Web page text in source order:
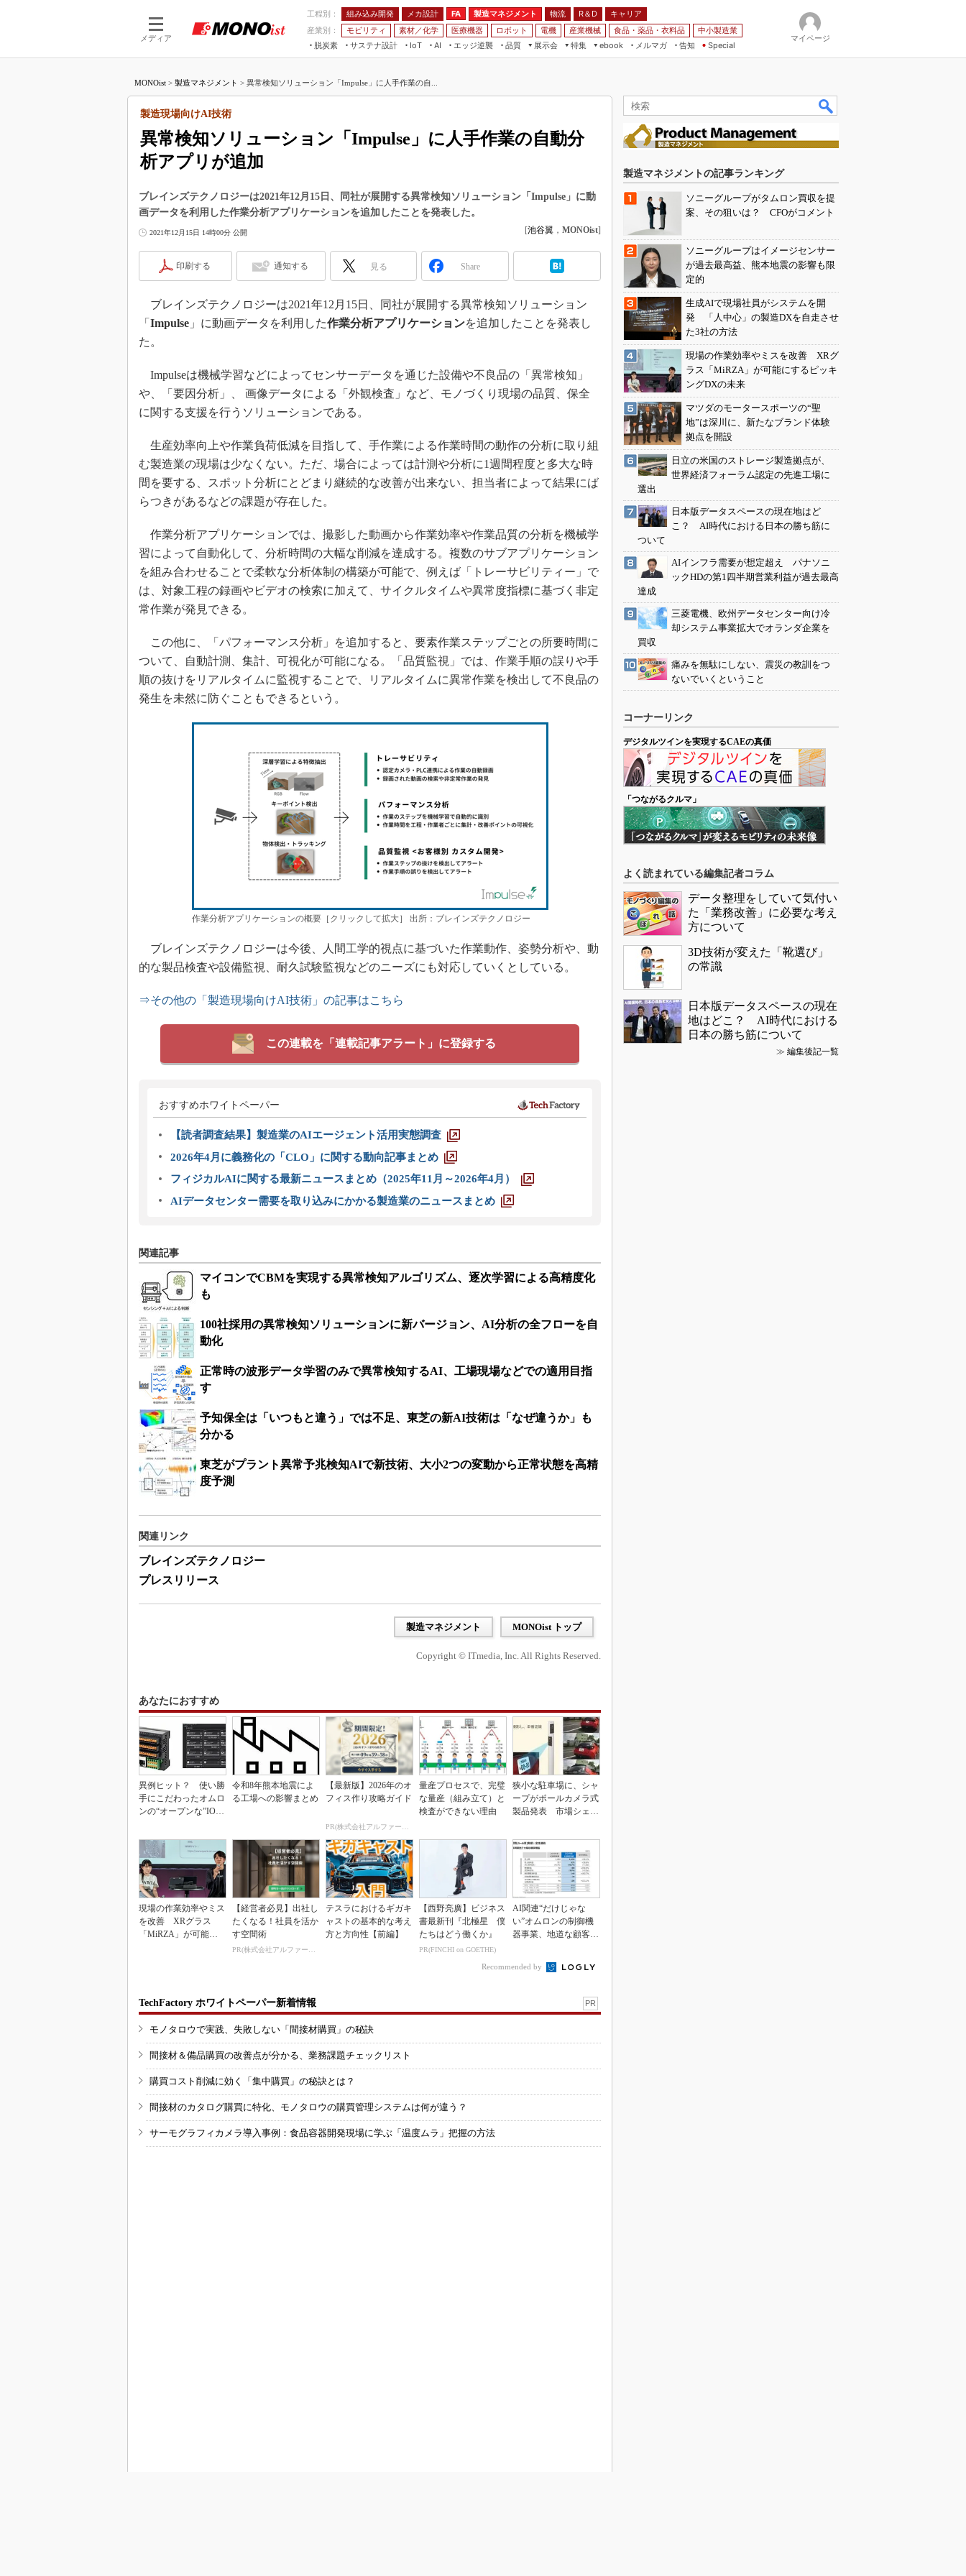
メディア
工程別： 組み込み開発 メカ設計 FA 製造マネジメント 物流 R＆D
キャリア
産業別：
モビリティ 素材／化学 医療機器 ロボット 電機 産業機械 食品・薬品・衣料品
中小製造業
脱炭素
サステナ設計
IoT
つながる工場
AI
AI×設備保全
エッジ逆襲 品質
展示会
JIMTOF
IIFES
TECHNO-FRONTIER
EdgeTech+
特集
つながるクルマ
VR／AR
フィールドサービス
組み込み画像技術
組み込みモデリング
車載ソフト開発
ISO26262
無償設計ツール
3Dプリンタ
S＆OP
インダストリー4.0
製造業ビッグデータ
メイドインジャパン
植物工場
海外生産
グローバル設計・開発
制御セキュリティ
新型コロナへの対応
ebook
FA
モビリティ
メルマガ
告知 Special
マイページ
MONOist > 製造マネジメント > 異常検知ソリューション「Impulse」に人手作業の自...
異常検知ソリューション「Impulse」に人手作業の自動分
析アプリが追加
製造現場向けAI技術
ブレインズテクノロジーは2021年12月15日、同社が展開する異常検知ソリューション「Impulse」に動
画データを利用した作業分析アプリケーションを追加したことを発表した。
2021年12月15日 14時00分 公開 [池谷翼 ， MONOist]
印刷する 通知する 見る Share
ブレインズテクノロジーは2021年12月15日、同社が展開する異常検知ソリューション
「 Impulse 」に動画データを利用した作業分析アプリケーションを追加したことを発表し
た。
Impulseは機械学習などによってセンサーデータを通じた設備や不良品の「異常検知」
や、「要因分析」、 画像データによる「外観検査」など、モノづくり現場の品質、保全
に関する支援を行うソリューションである。
生産効率向上や作業負荷低減を目指して、手作業による作業時間の動作の分析に取り組
む製造業の現場は少なくない。ただ、場合によっては計測や分析に1週間程度と多大な時
間を要する、スポット分析にとどまり継続的な改善が出来ない、担当者によって結果にば
らつきがあるなどの課題が存在した。
作業分析アプリケーションでは、撮影した動画から作業効率や作業品質の分析を機械学
習によって自動化して、分析時間の大幅な削減を達成する。複数のサブアプリケーション
を組み合わせることで柔軟な分析体制の構築が可能で、例えば「トレーサビリティー」で
は、対象工程の録画やビデオの検索に加えて、サイクルタイムや異常度指標に基づく非定
常作業が発見できる。
この他に、「パフォーマンス分析」を追加すると、要素作業ステップごとの所要時間に
ついて、自動計測、集計、可視化が可能になる。「品質監視」では、作業手順の誤りや手
順の抜けをリアルタイムに監視することで、リアルタイムに異常作業を検出して不良品の
発生を未然に防ぐこともできるという。
作業分析アプリケーションの概要［クリックして拡大］ 出所：ブレインズテクノロジー
ブレインズテクノロジーは今後、人間工学的視点に基づいた作業動作、姿勢分析や、動
的な製品検査や設備監視、耐久試験監視などのニーズにも対応していくとしている。
⇒その他の「製造現場向けAI技術」の記事はこちら
この連載を「連載記事アラート」に登録する
おすすめホワイトペーパー
【読者調査結果】製造業のAIエージェント活用実態調査
2026年4月に義務化の「CLO」に関する動向記事まとめ
フィジカルAIに関する最新ニュースまとめ（2025年11月～2026年4月）
AIデータセンター需要を取り込みにかかる製造業のニュースまとめ
関連記事
マイコンでCBMを実現する異常検知アルゴリズム、逐次学習による高精度化
も
100社採用の異常検知ソリューションに新バージョン、AI分析の全フローを自
動化
正常時の波形データ学習のみで異常検知するAI、工場現場などでの適用目指
す
予知保全は「いつもと違う」では不足、東芝の新AI技術は「なぜ違うか」も
分かる
東芝がプラント異常予兆検知AIで新技術、大小2つの変動から正常状態を高精
度予測
関連リンク
ブレインズテクノロジー
プレスリリース
製造マネジメント MONOist トップ
Copyright © ITmedia, Inc. All Rights Reserved.
あなたにおすすめ
異例ヒット？ 使い勝
手にこだわったオムロ
ンの“オープンな”IO-L
令和8年熊本地震によ
る工場への影響まとめ
【最新版】2026年のオ
フィス作り攻略ガイド
PR(株式会社アルファーテクノ)
量産プロセスで、完璧
な量産（組み立て）と
検査ができない理由
狭小な駐車場に、シャ
ープがポールカメラ式
製品発表 市場シェア
現場の作業効率やミス
を改善 XRグラス
「MiRZA」が可能に
【経営者必見】出社し
たくなる！社員を活か
す空間術
PR(株式会社アルファーテクノ)
テスラにおけるギガキ
ャストの基本的な考え
方と方向性【前編】
【西野亮廣】ビジネス
書最新刊『北極星 僕
たちはどう働くか』
PR(FINCHI on GOETHE)
AI関連“だけじゃな
い”オムロンの制御機
器事業、地道な顧客基
Recommended by
TechFactory ホワイトペーパー新着情報 PR
モノタロウで実践、失敗しない「間接材購買」の秘訣
間接材＆備品購買の改善点が分かる、業務課題チェックリスト
購買コスト削減に効く「集中購買」の秘訣とは？
間接材のカタログ購買に特化、モノタロウの購買管理システムは何が違う？
サーモグラフィカメラ導入事例：食品容器開発現場に学ぶ「温度ムラ」把握の方法
製造マネジメントの記事ランキング
ソニーグループがタムロン買収を提
案、その狙いは？ CFOがコメント
ソニーグループはイメージセンサー
が過去最高益、熊本地震の影響も限
定的
生成AIで現場社員がシステムを開
発 「人中心」の製造DXを自走させ
た3社の方法
現場の作業効率やミスを改善 XRグ
ラス「MiRZA」が可能にするピッキ
ングDXの未来
マツダのモータースポーツの“聖
地”は深川に、新たなブランド体験
拠点を開設
日立の米国のストレージ製造拠点が、
世界経済フォーラム認定の先進工場に
選出
日本版データスペースの現在地はど
こ？ AI時代における日本の勝ち筋に
ついて
AIインフラ需要が想定超え パナソニ
ックHDの第1四半期営業利益が過去最高
達成
三菱電機、欧州データセンター向け冷
却システム事業拡大でオランダ企業を
買収
痛みを無駄にしない、震災の教訓をつ
ないでいくということ
コーナーリンク
デジタルツインを実現するCAEの真価
「つながるクルマ」
よく読まれている編集記者コラム
データ整理をしていて気付い
た「業務改善」に必要な考え
方について
3D技術が変えた「靴選び」
の常識
日本版データスペースの現在
地はどこ？ AI時代における
日本の勝ち筋について
≫ 編集後記一覧